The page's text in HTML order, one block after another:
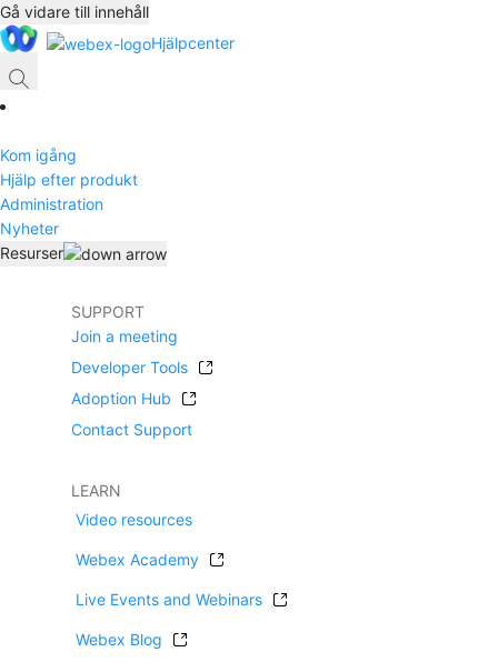
Gå vidare till innehåll
Hjälpcenter
Kom igång
Hjälp efter produkt
Administration
Nyheter
Resurser
SUPPORT
Join a meeting
Developer Tools
Adoption Hub
Contact Support
LEARN
Video resources
Webex Academy
Live Events and Webinars
Webex Blog